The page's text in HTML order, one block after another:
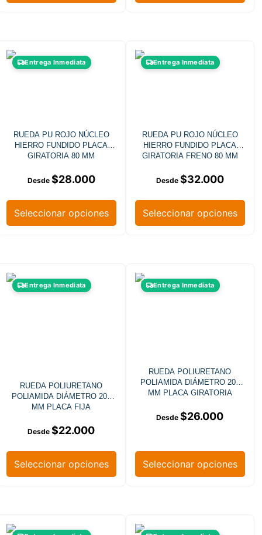
Entrega Inmediata
RUEDA PU ROJO NÚCLEO
HIERRO FUNDIDO PLACA
GIRATORIA 80 MM
$28.000
Seleccionar opciones
Entrega Inmediata
RUEDA PU ROJO NÚCLEO
HIERRO FUNDIDO PLACA
GIRATORIA FRENO 80 MM
$32.000
Seleccionar opciones
Entrega Inmediata
RUEDA POLIURETANO
POLIAMIDA DIÁMETRO 200
MM PLACA FIJA
$22.000
Seleccionar opciones
Entrega Inmediata
RUEDA POLIURETANO
POLIAMIDA DIÁMETRO 200
MM PLACA GIRATORIA
$26.000
Seleccionar opciones